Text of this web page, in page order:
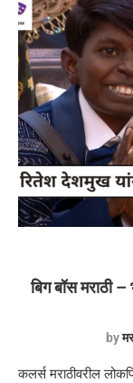
बिग बॉस मराठी
by
कलर्स मराठीवरील